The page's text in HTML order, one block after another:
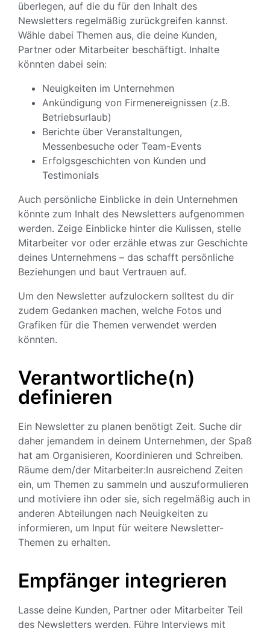
überlegen, auf die du für den Inhalt des
Newsletters regelmäßig zurückgreifen kannst.
Wähle dabei Themen aus, die deine Kunden,
Partner oder Mitarbeiter beschäftigt. Inhalte
könnten dabei sein:
Neuigkeiten im Unternehmen
Ankündigung von Firmenereignissen (z.B.
Betriebsurlaub)
Berichte über Veranstaltungen,
Messenbesuche oder Team-Events
Erfolgsgeschichten von Kunden und
Testimonials
Auch persönliche Einblicke in dein Unternehmen
könnte zum Inhalt des Newsletters aufgenommen
werden. Zeige Einblicke hinter die Kulissen, stelle
Mitarbeiter vor oder erzähle etwas zur Geschichte
deines Unternehmens – das schafft persönliche
Beziehungen und baut Vertrauen auf.
Um den Newsletter aufzulockern solltest du dir
zudem Gedanken machen, welche Fotos und
Grafiken für die Themen verwendet werden
könnten.
Verantwortliche(n)
definieren
Ein Newsletter zu planen benötigt Zeit. Suche dir
daher jemandem in deinem Unternehmen, der Spaß
hat am Organisieren, Koordinieren und Schreiben.
Räume dem/der Mitarbeiter:In ausreichend Zeiten
ein, um Themen zu sammeln und auszuformulieren
und motiviere ihn oder sie, sich regelmäßig auch in
anderen Abteilungen nach Neuigkeiten zu
informieren, um Input für weitere Newsletter-
Themen zu erhalten.
Empfänger integrieren
Lasse deine Kunden, Partner oder Mitarbeiter Teil
des Newsletters werden. Führe Interviews mit